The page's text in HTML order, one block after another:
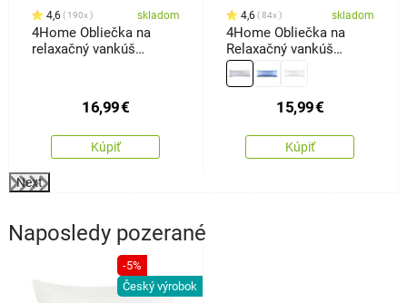
4,6 190x skladom
4Home Obliečka na
relaxačný vankúš
16,99€
Kúpiť
4,6 84x skladom
4Home Obliečka na
Relaxačný vankúš
Náhradný manžel
svetlosivá, 45 x 120 cm
15,99€
Kúpiť
Next
Naposledy pozerané
-5%
Český výrobok